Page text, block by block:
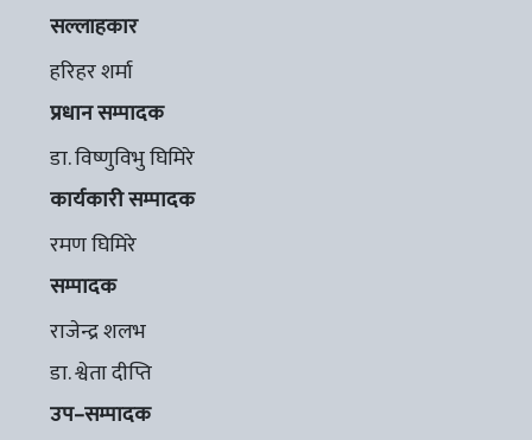
सल्लाहकार
हरिहर शर्मा
प्रधान सम्पादक
डा. विष्णुविभु घिमिरे
कार्यकारी सम्पादक
रमण घिमिरे
सम्पादक
राजेन्द्र शलभ
डा. श्वेता दीप्ति
उप–सम्पादक